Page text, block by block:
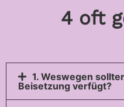
4 oft
1. Weswegen
Beisetzung verfügt?